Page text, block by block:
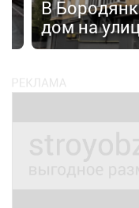
В
дом на